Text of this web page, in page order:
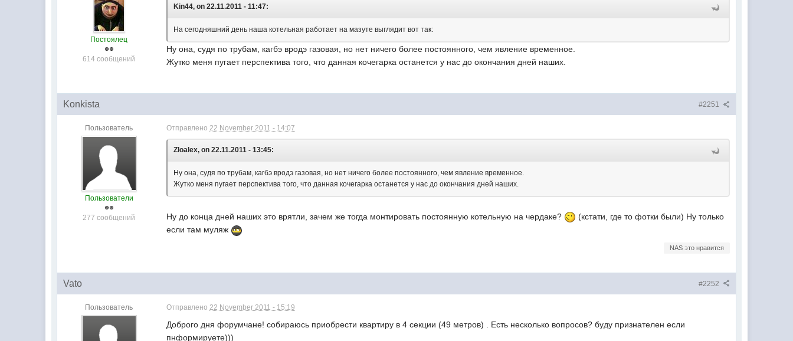
Постоялец
614 сообщений
Kin44, on 22.11.2011 - 11:47:
На сегодняшний день наша котельная работает на мазуте выглядит вот так:
Ну она, судя по трубам, кагбэ вродэ газовая, но нет ничего более постоянного, чем явление временное.
Жутко меня пугает перспектива того, что данная кочегарка останется у нас до окончания дней наших.
#2251
Konkista
Пользователь
Пользователи
277 сообщений
Отправлено22 November 2011 - 14:07
Zloalex, on 22.11.2011 - 13:45:
Ну она, судя по трубам, кагбэ вродэ газовая, но нет ничего более постоянного, чем явление временное.
Жутко меня пугает перспектива того, что данная кочегарка останется у нас до окончания дней наших.
Ну до конца дней наших это врятли, зачем же тогда монтировать постоянную котельную на чердаке?
(кстати, где то фотки были) Ну только
если там муляж
NAS это нравится
#2252
Vato
Пользователь Отправлено 22 November 2011 - 15:19
Доброго дня форумчане! собираюсь приобрести квартиру в 4 секции (49 метров) . Есть несколько вопросов? буду признателен если
пнформируете)))